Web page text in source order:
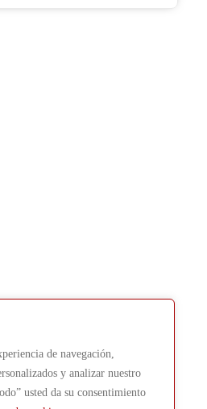
de navegación,
y analizar nuestro
usted da su consentimiento